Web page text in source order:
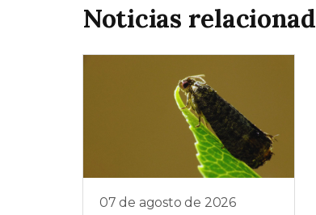
Noticias
07 de agosto de 2026